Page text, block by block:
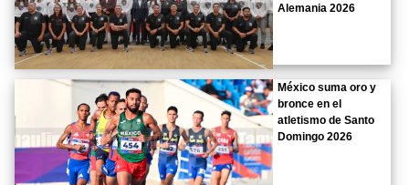
Alemania 2026
México suma oro y
bronce en el
atletismo de Santo
Domingo 2026